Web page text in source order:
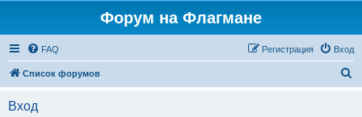
Форум на Флагмане
FAQ Вход
Регистрация
Список форумов
Вход